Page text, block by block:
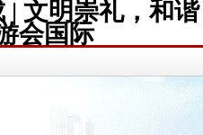
| 文明崇礼，和谐
会国际